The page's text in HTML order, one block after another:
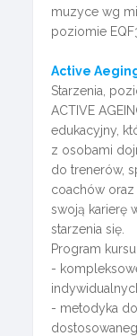
muzyce wg
poziomie
Active
Starzenia,
ACTIVE
edukacyjny,
z osobami
do trenerów,
coachów
swoją karierę
starzenia się.
Program
-
- metodyka